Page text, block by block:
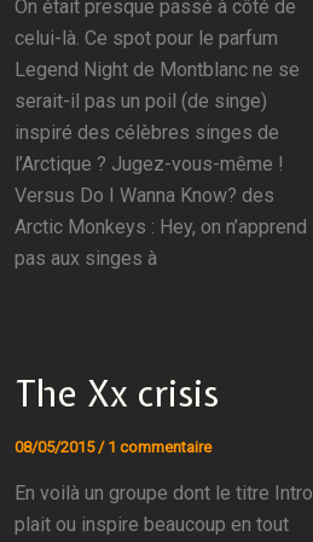
On était presque passé à côté de
celui-là. Ce spot pour le parfum
Legend Night de Montblanc ne se
serait-il pas un poil (de singe)
inspiré des célèbres singes de
l’Arctique ? Jugez-vous-même !
Versus Do I Wanna Know? des
Arctic Monkeys : Hey, on n’apprend
pas aux singes à
The Xx crisis
08/05/2015/ 1 commentaire
En voilà un groupe dont le titre Intro
plait ou inspire beaucoup en tout